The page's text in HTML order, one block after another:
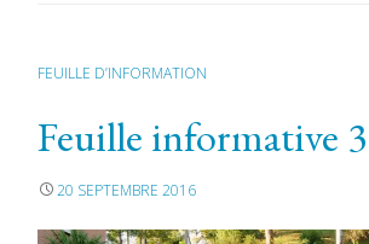
FEUILLE D’INFORMATION
Feuille informative 3
20 SEPTEMBRE 2016